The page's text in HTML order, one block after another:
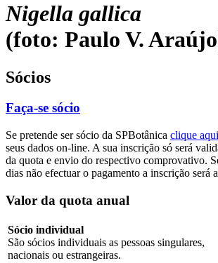
Nigella gallica
(foto: Paulo V.
Sócios
Faça-se sócio
Se pretende ser sócio da SPBotânica clique aqui
seus dados on-line. A sua inscrição só será
da quota e envio do respectivo comprovativo.
dias não efectuar o pagamento a inscrição será
Valor da quota anual
Sócio individual
São sócios individuais as pessoas singulares,
nacionais ou estrangeiras.